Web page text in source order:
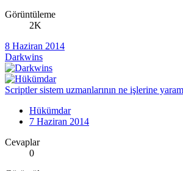
Görüntüleme
2K
8 Haziran 2014
Darkwins
Scriptler sistem uzmanlarının ne işlerine
Hükümdar
7 Haziran 2014
Cevaplar
0